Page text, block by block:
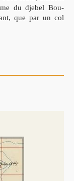
du djebel Bou-
que par un col